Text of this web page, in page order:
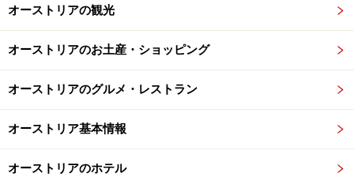
一覧を紹介していますのでご参照ください）。チケット
の入手方法は舞踏会によって異なりますが、ウィーン市
内の指定されたチケットオフィスで直接購入したり、オ
ンライン、E-mail、FAX、郵便などでも受け付けていま
チケットの販売は、オペラ座の舞踏会は開催日の約一年
前から、ウィーン・フィルハーモニーの舞踏会は開催日
オーストリアの観光
オーストリアのお土産・ショッピング
オーストリアのグルメ・レストラン
オーストリア基本情報
オーストリアのホテル